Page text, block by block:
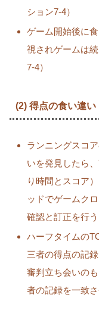
ション7-4）
ゲーム開始後に
視されゲームは
7-4）
(2) 得点の食い違い
ランニングスコ
いを発見したら
り時間とスコア
ッドでゲームク
確認と訂正を行う
ハーフタイムの
三者の得点の記
審判立ち会いの
者の記録を一致さ